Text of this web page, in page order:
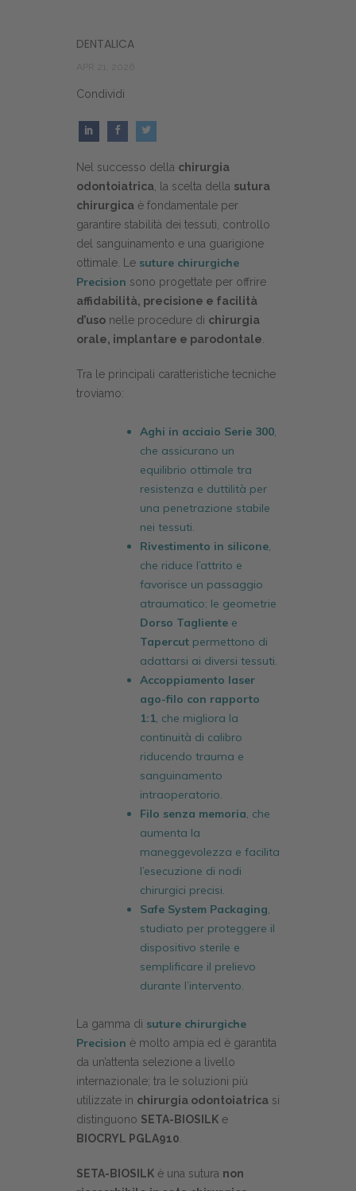
DENTALICA
Condividi
Nel successo della chirurgia
odontoiatrica, la scelta della sutura
chirurgicaè fondamentale per
garantire stabilità dei tessuti, controllo
del sanguinamento e una guarigione
ottimale. Le suture chirurgiche
Precision sono progettate per offrire
affidabilità, precisione e facilità
d’usonelle procedure di chirurgia
orale, implantare e parodontale.
Tra le principali caratteristiche tecniche
troviamo:
Aghi in acciaio Serie 300,
che assicurano un
equilibrio ottimale tra
resistenza e duttilità per
una penetrazione stabile
nei tessuti.
Rivestimento in silicone,
che riduce l’attrito e
favorisce un passaggio
atraumatico; le geometrie
Dorso Taglientee
Tapercutpermettono di
adattarsi ai diversi tessuti.
Accoppiamento laser
ago-filo con rapporto
1:1, che migliora la
continuità di calibro
riducendo trauma e
sanguinamento
intraoperatorio.
Filo senza memoria, che
aumenta la
maneggevolezza e facilita
l’esecuzione di nodi
chirurgici precisi.
Safe System Packaging,
studiato per proteggere il
dispositivo sterile e
semplificare il prelievo
durante l’intervento.
La gamma di suture chirurgiche
Precision è molto ampia ed è garantita
da un’attenta selezione a livello
internazionale; tra le soluzioni più
utilizzate in chirurgia odontoiatricasi
distinguono SETA-BIOSILKe
BIOCRYL PGLA910.
SETA-BIOSILKè una sutura non